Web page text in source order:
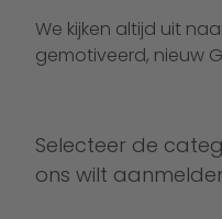
We kijken altijd uit
gemotiveerd, nieuw
Selecteer de
ons wilt